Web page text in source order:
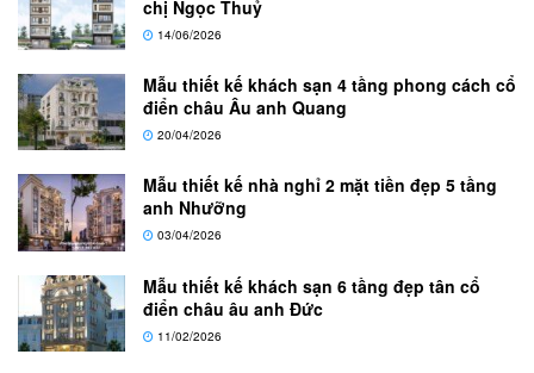
chị Ngọc Thuỷ
14/06/2026
Mẫu thiết kế khách sạn 4 tầng phong cách cổ
điển châu Âu anh Quang
20/04/2026
Mẫu thiết kế nhà nghỉ 2 mặt tiền đẹp 5 tầng
anh Nhưỡng
03/04/2026
Mẫu thiết kế khách sạn 6 tầng đẹp tân cổ
điển châu âu anh Đức
11/02/2026